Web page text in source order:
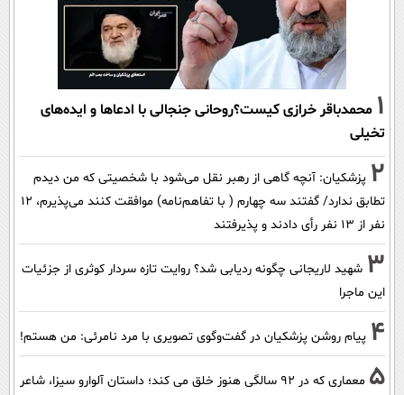
1 محمدباقر خرازی کیست؟روحانی جنجالی با ادعاها و ایده‌های
تخیلی
2 پزشکیان‌: آنچه گاهی از رهبر نقل می‌شود با شخصیتی که من دیدم
تطابق ندارد/ گفتند سه چهارم ( با تفاهم‌نامه) موافقت کنند می‌پذیرم، 12
نفر از 13 نفر رأی دادند و پذیرفتند
3 شهید لاریجانی چگونه ردیابی شد؟ روایت تازه سردار کوثری از جزئیات
این ماجرا
4 پیام روشن پزشکیان در گفت‌و‌گوی تصویری با مرد نامرئی: من هستم!
5
معماری که در 92 سالگی هنوز خلق می کند؛ داستان آلوارو سیزا، شاعر